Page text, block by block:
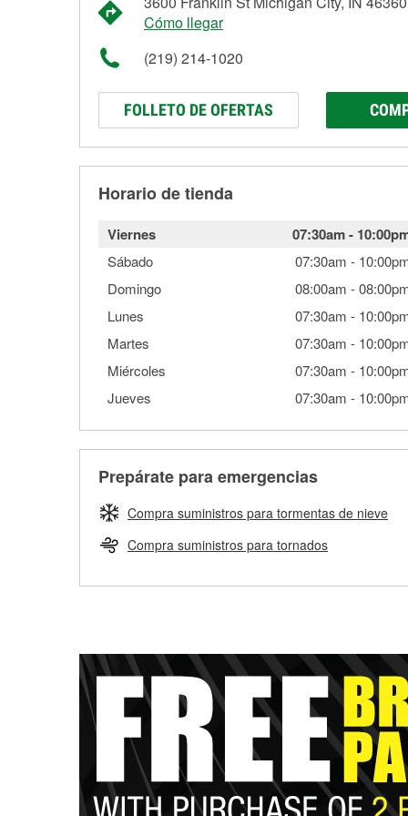
Cómo llegar
(219) 214-1020
FOLLETO DE OFERTAS
Horario de tienda
Viernes 07:30am-
Sábado 07:30am -
Domingo
08:00am -
Lunes
07:30am -
Martes
07:30am -
Miércoles
07:30am -
Jueves
07:30am -
Prepárate para emergencias
Compra suministros para tormentas de nieve
Compra suministros para tornados